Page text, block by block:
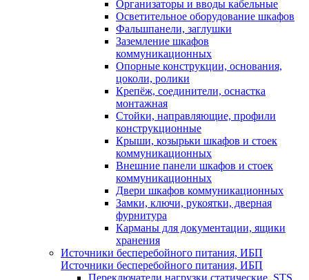
Организаторы и вводы кабельные
Осветительное оборудование шкафов
Фальшпанели, заглушки
Заземление шкафов
коммуникационных
Опорные конструкции, основания,
цоколи, ролики
Крепёж, соединители, оснастка
монтажная
Стойки, направляющие, профили
конструкционные
Крыши, козырьки шкафов и стоек
коммуникационных
Внешние панели шкафов и стоек
коммуникационных
Двери шкафов коммуникационных
Замки, ключи, рукоятки, дверная
фурнитура
Карманы для документации, ящики
хранения
Источники бесперебойного питания, ИБП
Источники бесперебойного питания, ИБП
Переключатели нагрузки статические, STS